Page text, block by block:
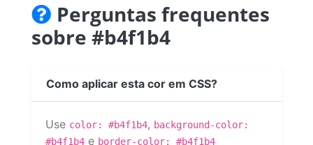
Perguntas frequentes
sobre #b4f1b4
Como aplicar esta cor em CSS?
Use color: #b4f1b4, background-color:
#b4f1b4 e border-color: #b4f1b4